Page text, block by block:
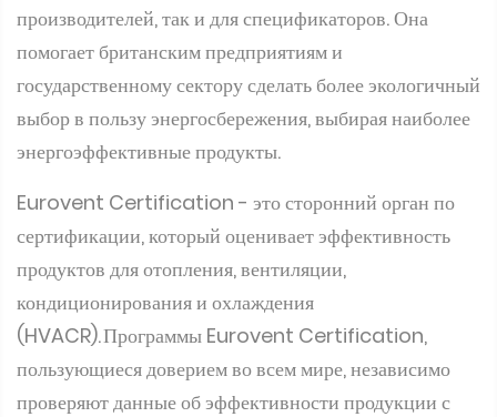
производителей, так и для спецификаторов. Она
помогает британским предприятиям и
государственному сектору сделать более экологичный
выбор в пользу энергосбережения, выбирая наиболее
энергоэффективные продукты.
Eurovent Certification - это сторонний орган по
сертификации, который оценивает эффективность
продуктов для отопления, вентиляции,
кондиционирования и охлаждения
(HVACR). Программы Eurovent Certification,
пользующиеся доверием во всем мире, независимо
проверяют данные об эффективности продукции с